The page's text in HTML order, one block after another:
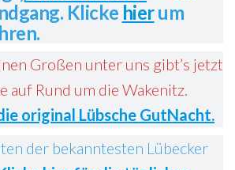
Klicke hierum
Großen unter uns gibt’s jetzt
auf Rund um die Wakenitz.
original Lübsche GutNacht.
der bekanntesten Lübecker